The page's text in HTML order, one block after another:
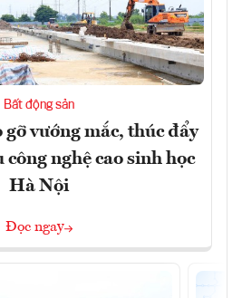
Bất động sản
vướng mắc, thúc đẩy
nghệ cao sinh học
Hà Nội
Đọc ngay